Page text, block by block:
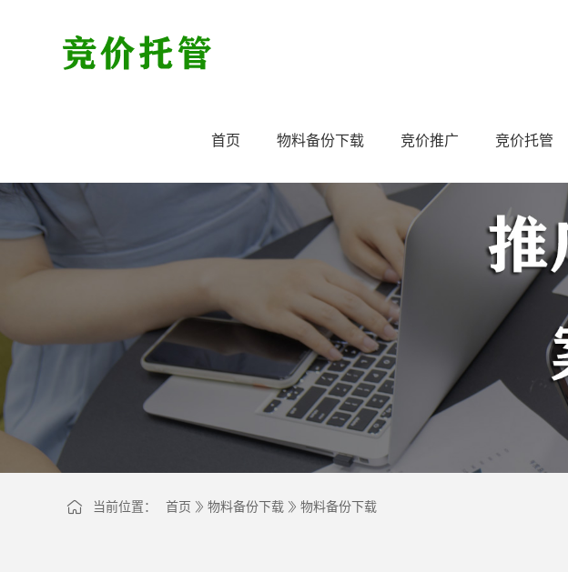
首页 物料备份下载 竞价推广 竞价托管
当前位置： 首页 物料备份下载 物料备份下载